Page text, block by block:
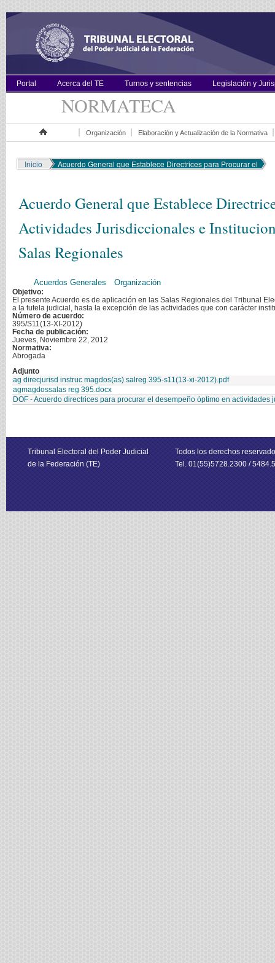
Portal Acerca del TE Turnos y sentencias Legislación y
NORMATECA
Organización Elaboración y Actualización de la Normativa
Inicio Acuerdo General que Establece Directrices para Procurar el
Acuerdo General que Establece
Actividades Jurisdiccionales e
Salas Regionales
Acuerdos Generales Organización
Objetivo:
El presente Acuerdo es de aplicación en las Salas Regionales del Tribunal
a la tutela judicial, hasta la excepción de las actividades que con carácter
Número de acuerdo:
395/S11(13-XI-2012)
Fecha de publicación:
Jueves, Noviembre 22, 2012
Normativa:
Abrogada
Adjunto
ag direcjurisd instruc magdos(as) salreg 395-s11(13-xi-2012).pdf
agmagdossalas reg 395.docx
DOF - Acuerdo directrices para procurar el desempeño óptimo en
Tribunal Electoral del Poder Judicial
de la Federación (TE)
Todos los derechos
Tel. 01(55)5728.2300 /